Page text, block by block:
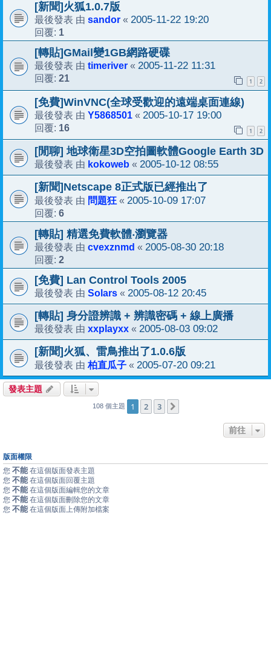
[新聞]火狐1.0.7版
最後發表 由 sandor « 2005-11-22 19:20
回覆: 1
[轉貼]GMail變1GB網路硬碟
最後發表 由 timeriver « 2005-11-22 11:31
回覆: 21 1 2
[免費]WinVNC(全球受歡迎的遠端桌面連線)
最後發表 由 Y5868501 « 2005-10-17 19:00
回覆: 16 1 2
[閒聊] 地球衛星3D空拍圖軟體Google Earth 3D
最後發表 由 kokoweb « 2005-10-12 08:55
[新聞]Netscape 8正式版已經推出了
最後發表 由 問題狂 « 2005-10-09 17:07
回覆: 6
[轉貼] 精選免費軟體‧瀏覽器
最後發表 由 cvexznmd « 2005-08-30 20:18
回覆: 2
[免費] Lan Control Tools 2005
最後發表 由 Solars « 2005-08-12 20:45
[轉貼] 身分證辨識 + 辨識密碼 + 線上廣播
最後發表 由 xxplayxx « 2005-08-03 09:02
[新聞]火狐、雷鳥推出了1.0.6版
最後發表 由柏直瓜子 « 2005-07-20 09:21
發表主題
108 個主題 1 2 3
前往
版面權限
您 不能 在這個版面發表主題
您 不能 在這個版面回覆主題
您 不能 在這個版面編輯您的文章
您 不能 在這個版面刪除您的文章
您 不能 在這個版面上傳附加檔案